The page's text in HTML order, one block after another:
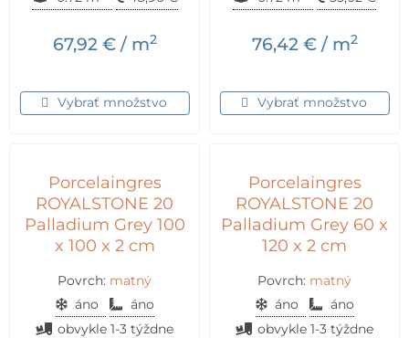
67,92 €/ m2
Vybrať množstvo
76,42 €/ m2
Vybrať množstvo
Porcelaingres
ROYALSTONE 20
Palladium Grey 100
x 100 x 2 cm
Povrch: matný
áno
áno
obvykle 1-3 týždne
Porcelaingres
ROYALSTONE 20
Palladium Grey 60 x
120 x 2 cm
Povrch: matný
áno
áno
obvykle 1-3 týždne